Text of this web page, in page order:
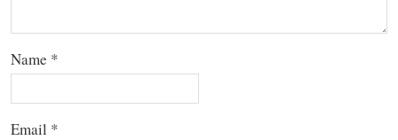
Name *
Email *